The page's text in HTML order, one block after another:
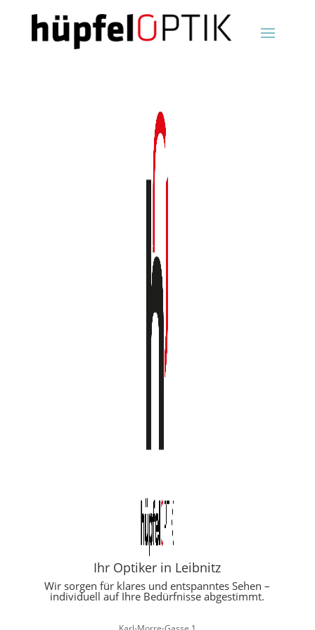
Ihr Optiker in Leibnitz
Wir sorgen für klares und entspanntes Sehen –
individuell auf Ihre Bedürfnisse abgestimmt.